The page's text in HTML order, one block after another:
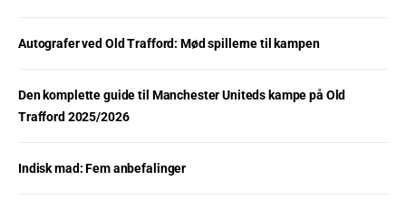
Autografer ved Old Trafford: Mød spillerne til kampen
Den komplette guide til Manchester Uniteds kampe på Old
Trafford 2025/2026
Indisk mad: Fem anbefalinger